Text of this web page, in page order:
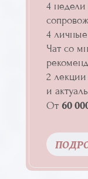
4 недели
4
Чат со
2
и
От 60